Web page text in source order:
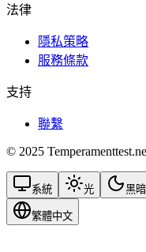
法律
隱私策略
服務條款
支持
聯繫
© 2025
系統 光 黑暗
繁體中文